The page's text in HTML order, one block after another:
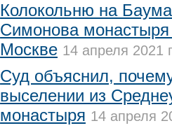
Колокольню на
Симонова монастыря
Москве 14 апреля 2021
Суд объяснил,
выселении из
монастыря 14 апреля